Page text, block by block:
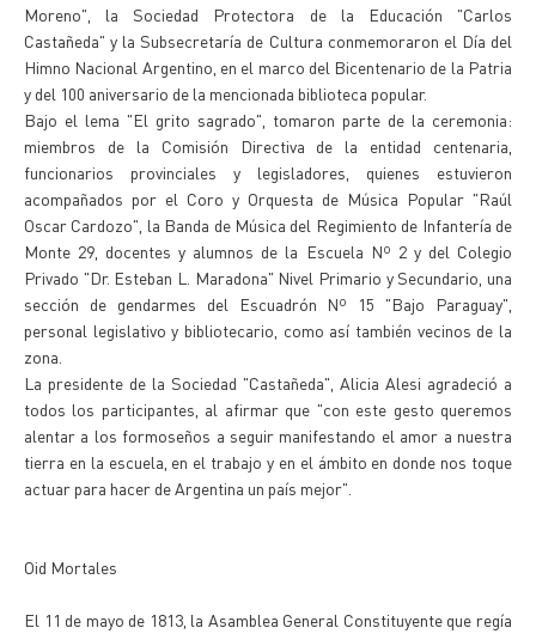
Moreno", la Sociedad Protectora de la Educación "Carlos
Castañeda" y la Subsecretaría de Cultura conmemoraron el Día del
Himno Nacional Argentino, en el marco del Bicentenario de la Patria
y del 100 aniversario de la mencionada biblioteca popular.
Bajo el lema "El grito sagrado", tomaron parte de la ceremonia:
miembros de la Comisión Directiva de la entidad centenaria,
funcionarios provinciales y legisladores, quienes estuvieron
acompañados por el Coro y Orquesta de Música Popular "Raúl
Oscar Cardozo", la Banda de Música del Regimiento de Infantería de
Monte 29, docentes y alumnos de la Escuela Nº 2 y del Colegio
Privado "Dr. Esteban L. Maradona" Nivel Primario y Secundario, una
sección de gendarmes del Escuadrón Nº 15 "Bajo Paraguay",
personal legislativo y bibliotecario, como así también vecinos de la
zona.
La presidente de la Sociedad "Castañeda", Alicia Alesi agradeció a
todos los participantes, al afirmar que "con este gesto queremos
alentar a los formoseños a seguir manifestando el amor a nuestra
tierra en la escuela, en el trabajo y en el ámbito en donde nos toque
actuar para hacer de Argentina un país mejor".
Oid Mortales
El 11 de mayo de 1813, la Asamblea General Constituyente que regía